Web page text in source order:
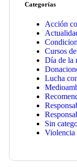
Categorías
Acción
Cursos
Día de la
Lucha
Sin
Violencia